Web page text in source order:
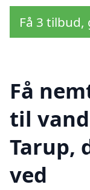
Få 3
Få
til
Tarup,
ved